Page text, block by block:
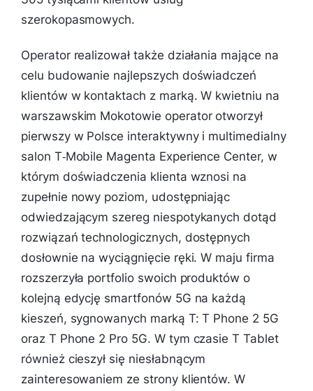
szerokopasmowych.
Operator realizował także działania mające na
celu budowanie najlepszych doświadczeń
klientów w kontaktach z marką. W kwietniu na
warszawskim Mokotowie operator otworzył
pierwszy w Polsce interaktywny i multimedialny
salon T‑Mobile Magenta Experience Center, w
którym doświadczenia klienta wznosi na
zupełnie nowy poziom, udostępniając
odwiedzającym szereg niespotykanych dotąd
rozwiązań technologicznych, dostępnych
dosłownie na wyciągnięcie ręki. W maju firma
rozszerzyła portfolio swoich produktów o
kolejną edycję smartfonów 5G na każdą
kieszeń, sygnowanych marką T: T Phone 2 5G
oraz T Phone 2 Pro 5G. W tym czasie T Tablet
również cieszył się niesłabnącym
zainteresowaniem ze strony klientów. W